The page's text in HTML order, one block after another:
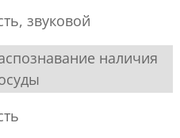
звуковой
наличия